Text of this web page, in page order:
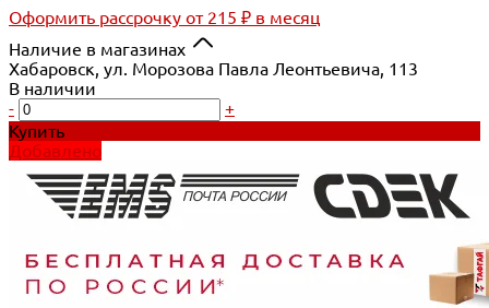
Оформить рассрочку от 215 ₽ в месяц
Наличие в магазинах
Хабаровск, ул. Морозова Павла Леонтьевича, 113
В наличии
-
+
Купить
Добавлено